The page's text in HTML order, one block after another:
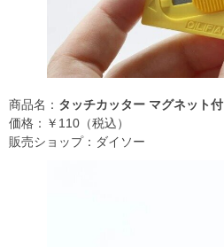
商品名： タッチカッター マグネット付
価格：￥110（税込）
販売ショップ：ダイソー